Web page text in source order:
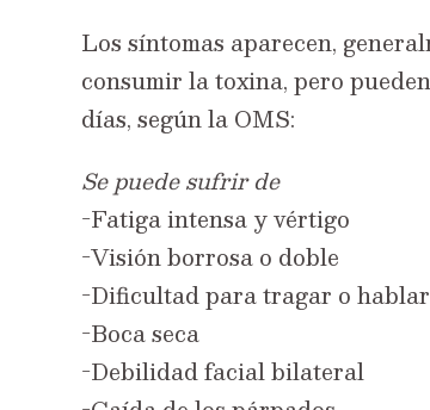
Los síntomas aparecen,
consumir la toxina, pero
días, según la OMS:
Se puede sufrir de
-Fatiga intensa y vértigo
-Visión borrosa o doble
-Dificultad para tragar o hablar
-Boca seca
-Debilidad facial bilateral